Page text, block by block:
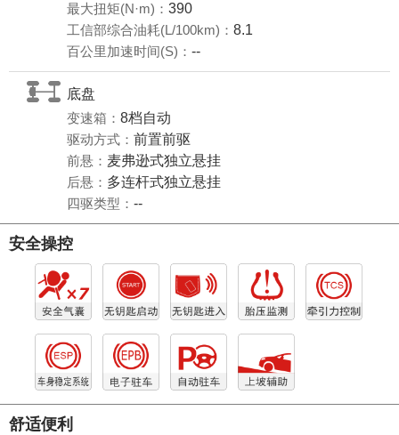
最大扭矩(N·m)： 390
工信部综合油耗(L/100km)： 8.1
百公里加速时间(S)： --
底盘
变速箱： 8档自动
驱动方式： 前置前驱
前悬： 麦弗逊式独立悬挂
后悬： 多连杆式独立悬挂
四驱类型： --
安全操控
舒适便利